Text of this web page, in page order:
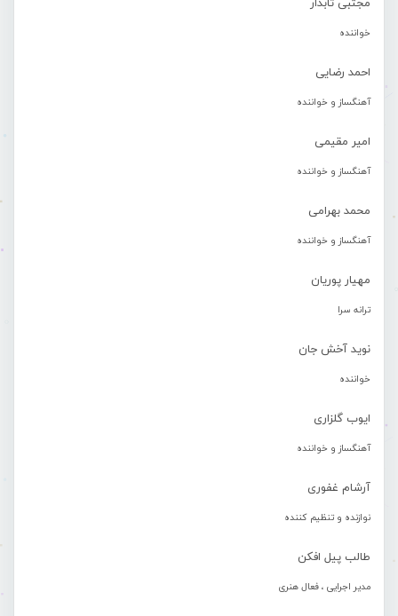
مجتبی تابدار
خواننده
احمد رضایی
آهنگساز و خواننده
امیر مقیمی
آهنگساز و خواننده
محمد بهرامی
آهنگساز و خواننده
مهیار پوریان
ترانه سرا
نوید آخش جان
خواننده
ایوب گلزاری
آهنگساز و خواننده
آرشام غفوری
نوازنده و تنظیم کننده
طالب پیل افکن
مدیر اجرایی ، فعال هنری